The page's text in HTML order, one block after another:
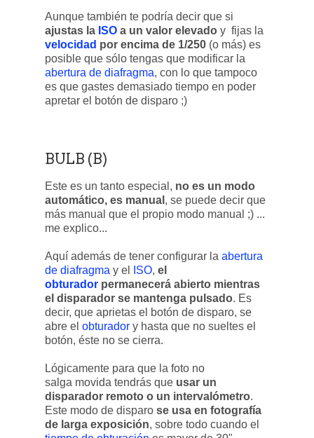
Aunque también te podría decir que si
ajustas la ISO a un valor elevado y fijas la
velocidad por encima de 1/250 (o más) es
posible que sólo tengas que modificar la
abertura de diafragma, con lo que tampoco
es que gastes demasiado tiempo en poder
apretar el botón de disparo ;)
BULB (B)
Este es un tanto especial, no es un modo
automático, es manual , se puede decir que
más manual que el propio modo manual ;) ...
me explico...
Aquí además de tener configurar la abertura
de diafragma y el ISO, el
obturador permanecerá abierto mientras
el disparador se mantenga pulsado. Es
decir, que aprietas el botón de disparo, se
abre el obturador y hasta que no sueltes el
botón, éste no se cierra.
Lógicamente para que la foto no
salga movida tendrás que usar un
disparador remoto o un intervalómetro.
Este modo de disparo se usa en fotografía
de larga exposición, sobre todo cuando el